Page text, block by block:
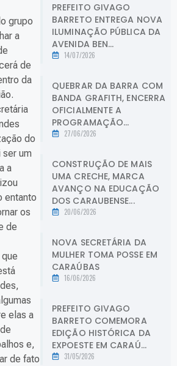
grupo
a
de
da
do
ser um
a
entanto
os
de
elas a
e,
de fato
PREFEITO GIVAGO
BARRETO ENTREGA NOVA
ILUMINAÇÃO PÚBLICA DA
AVENIDA BEN...
14/07/2026
QUEBRAR DA BARRA COM
BANDA GRAFITH, ENCERRA
OFICIALMENTE A
PROGRAMAÇÃO...
27/06/2026
CONSTRUÇÃO DE MAIS
UMA CRECHE, MARCA
AVANÇO NA EDUCAÇÃO
DOS CARAUBENSE...
20/06/2026
NOVA SECRETÁRIA DA
MULHER TOMA POSSE EM
CARAÚBAS
16/06/2026
PREFEITO GIVAGO
BARRETO COMEMORA
EDIÇÃO HISTÓRICA DA
EXPOESTE EM CARAÚ...
31/05/2026